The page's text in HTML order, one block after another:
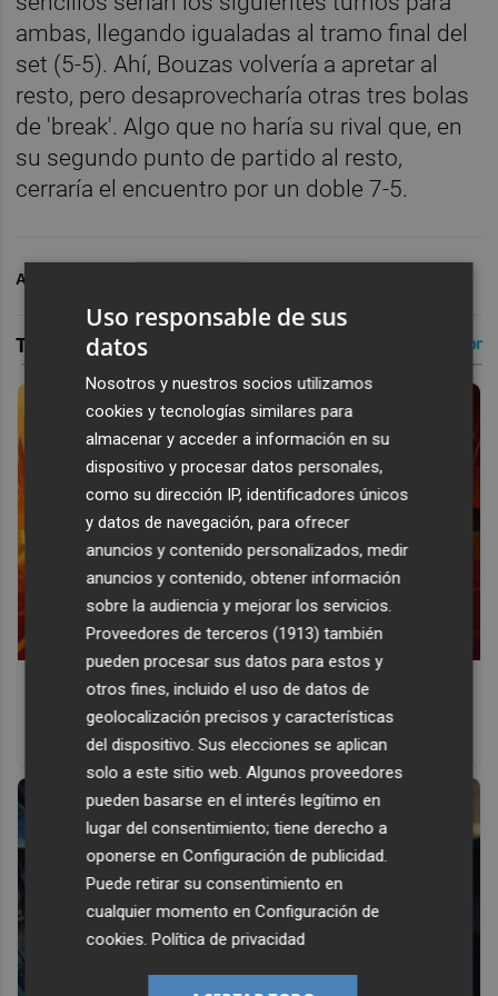
ambas, llegando igualadas al tramo final del
set (5-5). Ahí, Bouzas volvería a apretar al
resto, pero desaprovecharía otras tres bolas
de 'break'. Algo que no haría su rival que, en
su segundo punto de partido al resto,
cerraría el encuentro por un doble 7-5.
ARCHIVADO EN
Corepunk MMORPG
Un verdadero MMORPG de la vieja escuela ¡Cómo los de
antes, pero mejor!
Uso responsable de sus
datos
Nosotros y nuestros socios utilizamos
cookies y tecnologías similares para
almacenar y acceder a información en su
dispositivo y procesar datos personales,
como su dirección IP, identificadores únicos
y datos de navegación, para ofrecer
anuncios y contenido personalizados, medir
anuncios y contenido, obtener información
sobre la audiencia y mejorar los servicios.
Proveedores de terceros (1913) también
pueden procesar sus datos para estos y
otros fines, incluido el uso de datos de
geolocalización precisos y características
del dispositivo. Sus elecciones se aplican
solo a este sitio web. Algunos proveedores
pueden basarse en el interés legítimo en
lugar del consentimiento; tiene derecho a
oponerse enConfiguración de publicidad.
Puede retirar su consentimiento en
cualquier momento enConfiguración de
cookies.Política de privacidad